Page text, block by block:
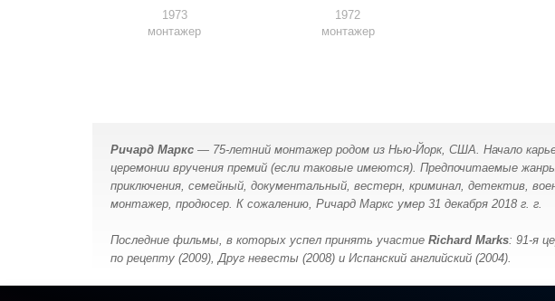
1973
монтажер
1972
монтажер
Ричард Маркс — 75-летний монтажер родом из Нью-Йорк, США. Начало
церемонии вручения премий (если таковые имеются). Предпочитаемые
приключения, семейный, документальный, вестерн, криминал, детектив,
монтажер, продюсер. К сожалению, Ричард Маркс умер 31 декабря 2018 г. г.
Последние фильмы, в которых успел принять участие Richard Marks: 91-я
по рецепту (2009), Друг невесты (2008) и Испанский английский (2004).